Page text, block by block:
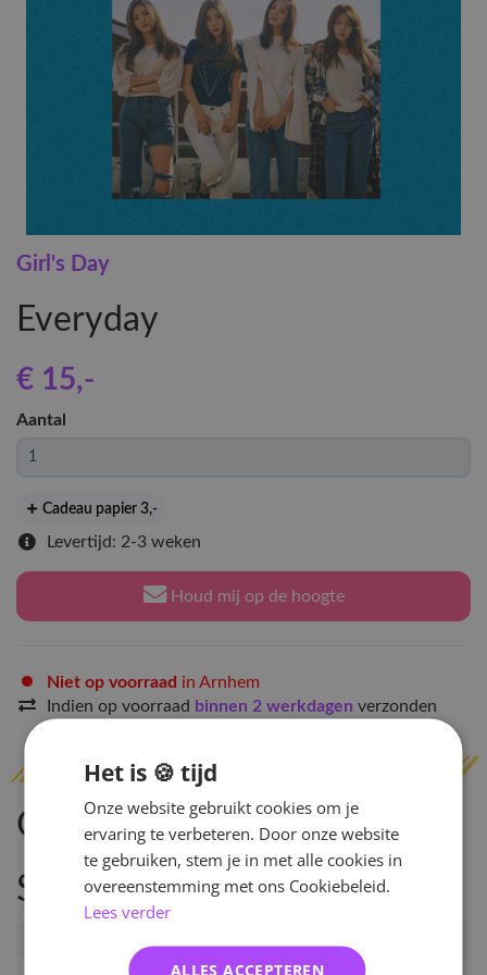
Girl's Day
Everyday
€ 15,-
Aantal
Cadeau papier 3,-
Levertijd: 2-3 weken
Houd mij op de hoogte
Niet op voorraad in Arnhem
Indien op voorraad binnen 2 werkdagen verzonden
Omschrijving
Specificaties
Het is 🍪 tijd
Onze website gebruikt cookies om je
ervaring te verbeteren. Door onze website
te gebruiken, stem je in met alle cookies in
overeenstemming met ons Cookiebeleid.
Lees verder
ALLES ACCEPTEREN